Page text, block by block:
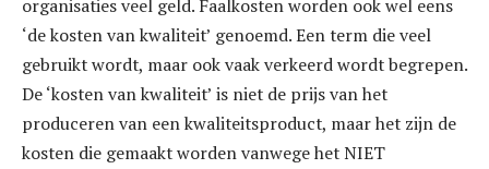
organisaties veel geld. Faalkosten worden ook wel eens
‘de kosten van kwaliteit’ genoemd. Een term die veel
gebruikt wordt, maar ook vaak verkeerd wordt begrepen.
De ‘kosten van kwaliteit’ is niet de prijs van het
produceren van een kwaliteitsproduct, maar het zijn de
kosten die gemaakt worden vanwege het NIET